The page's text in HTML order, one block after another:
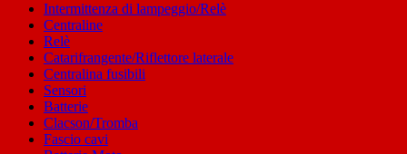
Intermittenza di lampeggio/Relè
Centraline
Relè
Catarifrangente/Riflettore laterale
Centralina fusibili
Sensori
Batterie
Clacson/Tromba
Fascio cavi